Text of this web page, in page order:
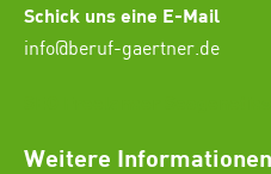
Schick uns eine E-Mail
info@beruf-gaertner.de
Weitere Informationen